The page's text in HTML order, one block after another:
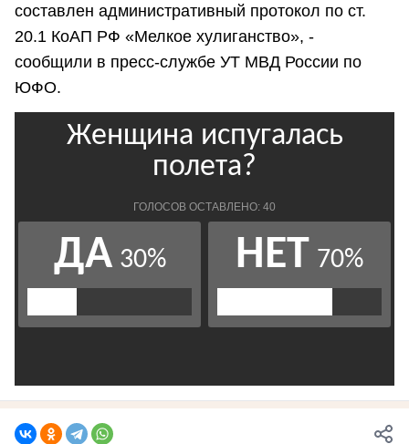
составлен административный протокол по ст.
20.1 КоАП РФ «Мелкое хулиганство», -
сообщили в пресс-службе УТ МВД России по
ЮФО.